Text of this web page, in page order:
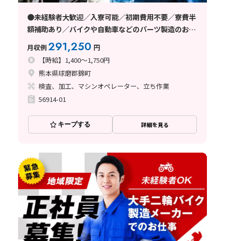
●未経験者大歓迎／入寮可能／初期費用不要／寮費半
額補助あり／バイクや自動車などのパーツ製造のお仕
事です。(球磨郡錦町)
月収例291,250 円
【時給】1,400～1,750円
熊本県球磨郡錦町
検査、加工、マシンオペレーター、立ち作業
56914-01
キープする 詳細を見る